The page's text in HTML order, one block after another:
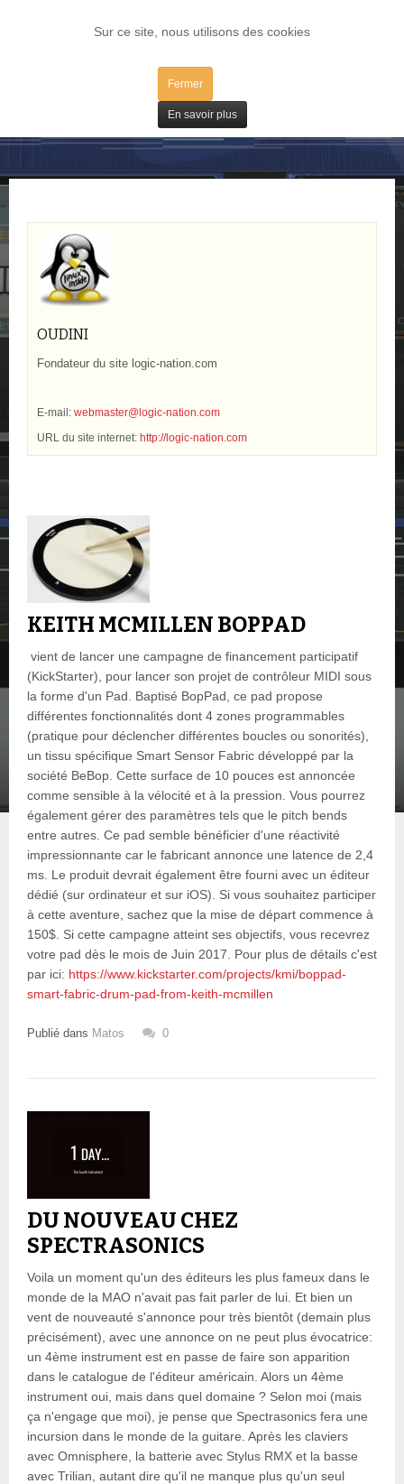
Sur ce site, nous utilisons des cookies
Fermer
En savoir plus
LOG IN
Bons Plans
OUDINI
Fondateur du site logic-nation.com
E-mail: webmaster@logic-nation.com
URL du site internet: http://logic-nation.com
KEITH MCMILLEN BOPPAD
vient de lancer une campagne de financement participatif
(KickStarter), pour lancer son projet de contrôleur MIDI sous
la forme d'un Pad. Baptisé BopPad, ce pad propose
différentes fonctionnalités dont 4 zones programmables
(pratique pour déclencher différentes boucles ou sonorités),
un tissu spécifique Smart Sensor Fabric développé par la
société BeBop. Cette surface de 10 pouces est annoncée
comme sensible à la vélocité et à la pression. Vous pourrez
également gérer des paramètres tels que le pitch bends
entre autres. Ce pad semble bénéficier d'une réactivité
impressionnante car le fabricant annonce une latence de 2,4
ms. Le produit devrait également être fourni avec un éditeur
dédié (sur ordinateur et sur iOS). Si vous souhaitez participer
à cette aventure, sachez que la mise de départ commence à
150$. Si cette campagne atteint ses objectifs, vous recevrez
votre pad dès le mois de Juin 2017. Pour plus de détails c'est
par ici: https://www.kickstarter.com/projects/kmi/boppad-
smart-fabric-drum-pad-from-keith-mcmillen
Publié dans Matos 0
DU NOUVEAU CHEZ
SPECTRASONICS
Voila un moment qu'un des éditeurs les plus fameux dans le
monde de la MAO n'avait pas fait parler de lui. Et bien un
vent de nouveauté s'annonce pour très bientôt (demain plus
précisément), avec une annonce on ne peut plus évocatrice:
un 4ème instrument est en passe de faire son apparition
dans le catalogue de l'éditeur américain. Alors un 4ème
instrument oui, mais dans quel domaine ? Selon moi (mais
ça n'engage que moi), je pense que Spectrasonics fera une
incursion dans le monde de la guitare. Après les claviers
avec Omnisphere, la batterie avec Stylus RMX et la basse
avec Trilian, autant dire qu'il ne manque plus qu'un seul